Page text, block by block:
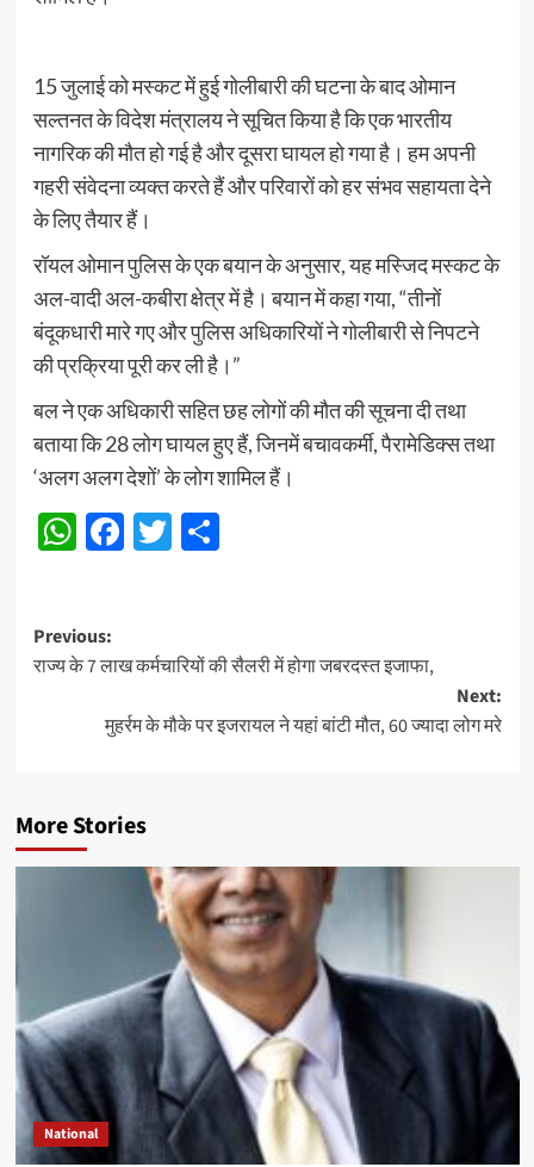
15 जुलाई को मस्कट में हुई गोलीबारी की घटना के बाद ओमान
सल्तनत के विदेश मंत्रालय ने सूचित किया है कि एक भारतीय
नागरिक की मौत हो गई है और दूसरा घायल हो गया है। हम अपनी
गहरी संवेदना व्यक्त करते हैं और परिवारों को हर संभव सहायता देने
के लिए तैयार हैं।
रॉयल ओमान पुलिस के एक बयान के अनुसार, यह मस्जिद मस्कट के
अल-वादी अल-कबीरा क्षेत्र में है। बयान में कहा गया, “तीनों
बंदूकधारी मारे गए और पुलिस अधिकारियों ने गोलीबारी से निपटने
की प्रक्रिया पूरी कर ली है।”
बल ने एक अधिकारी सहित छह लोगों की मौत की सूचना दी तथा
बताया कि 28 लोग घायल हुए हैं, जिनमें बचावकर्मी, पैरामेडिक्स तथा
‘अलग अलग देशों’ के लोग शामिल हैं।
WhatsApp
Facebook
Twitter
Share
Post
navigation
Previous:
राज्य के 7 लाख कर्मचारियों की सैलरी में होगा जबरदस्त इजाफा,
Next:
मुहर्रम के मौके पर इजरायल ने यहां बांटी मौत, 60 ज्यादा लोग मरे
More Stories
National